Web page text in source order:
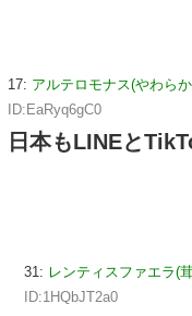
17: アルテロモナス(やわら
ID:EaRyq6gC0
日本もLINEと
31: レンティスファエラ(
ID:1HQbJT2a0